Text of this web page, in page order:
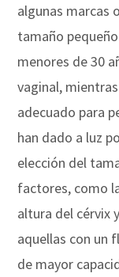
algunas marcas
tamaño
menores de 30
vaginal,
adecuado para
han dado a luz
elección del
factores, como
altura del cérvix
aquellas con un
de mayor